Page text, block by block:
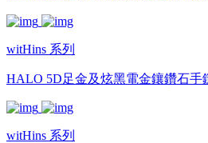
witHins 系列
HALO 5D足金及炫黑電金鑲鑽石手
witHins 系列